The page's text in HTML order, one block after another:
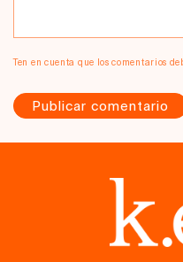
Ten en cuenta que los comentarios